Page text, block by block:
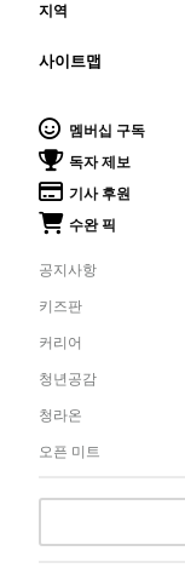
지역
사이트맵
멤버십 구독
독자 제보
기사 후원
수완 픽
공지사항
키즈판
커리어
청년공감
청라온
오픈 미트